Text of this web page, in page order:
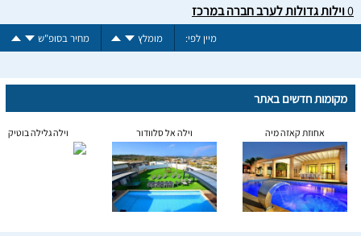
0וילות גדולות לערב חברה במרכז
מיין לפי: מומלץ מחיר בסופ"ש
מקומות חדשים באתר
אחוזת קאזה מיה וילה אל סלוודור וילה גלילה בוטיק